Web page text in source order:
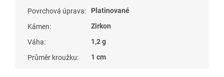
Povrchová úprava:
Platinované
Kámen:
Zirkon
Váha:
1,2 g
Průměr kroužku: 1 cm